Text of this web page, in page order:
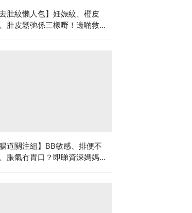
去肚紋懶人包】妊娠紋、橙皮
肚皮鬆弛係三樣嘢！邊啲救得
腸道關注組】BB敏感、排便不
脹氣冇胃口？即睇資深媽媽分